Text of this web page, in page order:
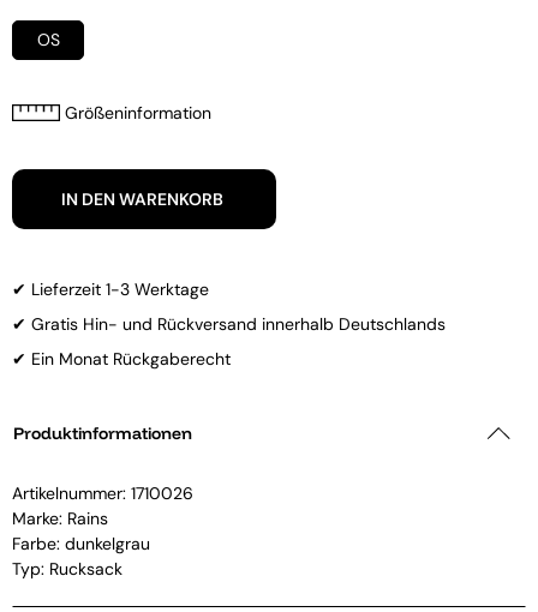
OS
Größeninformation
IN DEN WARENKORB
✔ Lieferzeit 1-3 Werktage
✔ Gratis Hin- und Rückversand innerhalb Deutschlands
✔ Ein Monat Rückgaberecht
Produktinformationen
Artikelnummer: 1710026
Marke: Rains
Farbe: dunkelgrau
Typ: Rucksack